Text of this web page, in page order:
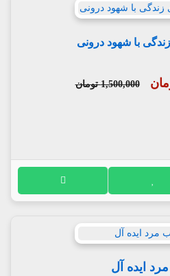
با شهود درونی
1,500,000 تومان
ایده آل